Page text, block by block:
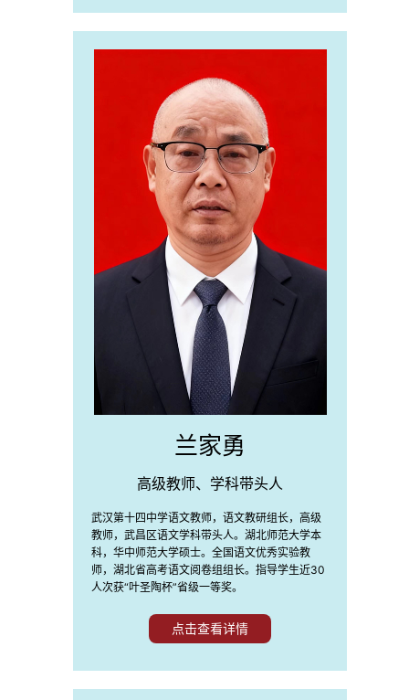
兰家勇
高级教师、学科带头人
武汉第十四中学语文教师，语文教研组长，高级
教师，武昌区语文学科带头人。湖北师范大学本
科，华中师范大学硕士。全国语文优秀实验教
师，湖北省高考语文阅卷组组长。指导学生近30
人次获“叶圣陶杯”省级一等奖。
点击查看详情